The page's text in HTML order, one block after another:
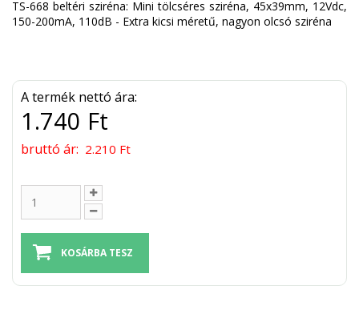
TS-668 beltéri sziréna: Mini tölcséres sziréna, 45x39mm, 12Vdc,
150-200mA, 110dB - Extra kicsi méretű, nagyon olcsó sziréna
A termék nettó ára:
1.740 Ft
bruttó ár: 2.210 Ft